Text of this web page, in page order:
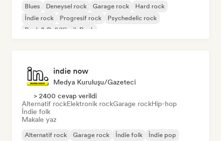
Blues Deneysel rock Garage rock
Hard rock
İndie rock
Progresif rock
Psychedelic rock
Rock & Roll/Klasik Rock
indie now
Medya Kuruluşu/Gazeteci
> 2400 cevap verildi
Alternatif rockElektronik rockGarage rockHip-hop
İndie folk
Makale yaz
Alternatif rock Garage rock İndie folk
İndie pop